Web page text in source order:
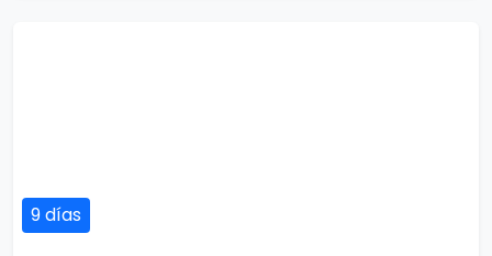
9 días